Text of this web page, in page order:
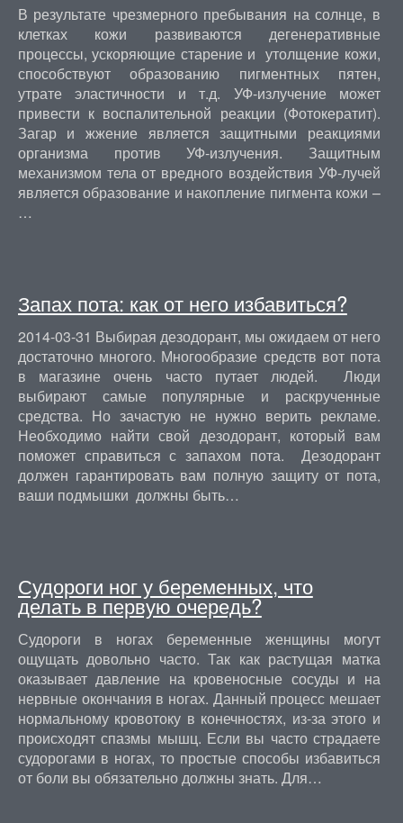
В результате чрезмерного пребывания на солнце, в
клетках кожи развиваются дегенеративные
процессы, ускоряющие старение и утолщение кожи,
способствуют образованию пигментных пятен,
утрате эластичности и т.д. УФ-излучение может
привести к воспалительной реакции (Фотокератит).
Загар и жжение является защитными реакциями
организма против УФ-излучения. Защитным
механизмом тела от вредного воздействия УФ-лучей
является образование и накопление пигмента кожи –
…
Запах пота: как от него избавиться?
2014-03-31 Выбирая дезодорант, мы ожидаем от него
достаточно многого. Многообразие средств вот пота
в магазине очень часто путает людей. Люди
выбирают самые популярные и раскрученные
средства. Но зачастую не нужно верить рекламе.
Необходимо найти свой дезодорант, который вам
поможет справиться с запахом пота. Дезодорант
должен гарантировать вам полную защиту от пота,
ваши подмышки должны быть…
Судороги ног у беременных, что
делать в первую очередь?
Судороги в ногах беременные женщины могут
ощущать довольно часто. Так как растущая матка
оказывает давление на кровеносные сосуды и на
нервные окончания в ногах. Данный процесс мешает
нормальному кровотоку в конечностях, из-за этого и
происходят спазмы мышц. Если вы часто страдаете
судорогами в ногах, то простые способы избавиться
от боли вы обязательно должны знать. Для…